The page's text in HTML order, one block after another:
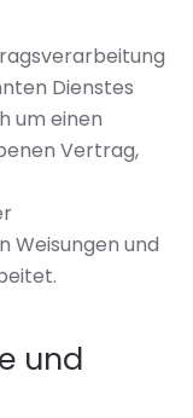
Dienstes
um einen
Vertrag,
Weisungen und
und